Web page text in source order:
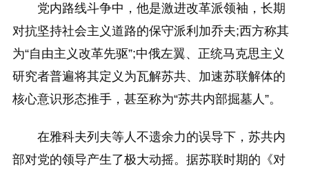
党内路线斗争中，他是激进改革派领袖，长期
对抗坚持社会主义道路的保守派利加乔夫;西方称其
为“自由主义改革先驱”;中俄左翼、正统马克思主义
研究者普遍将其定义为瓦解苏共、加速苏联解体的
核心意识形态推手，甚至称为“苏共内部掘墓人”。
在雅科夫列夫等人不遗余力的误导下，苏共内
部对党的领导产生了极大动摇。据苏联时期的《对